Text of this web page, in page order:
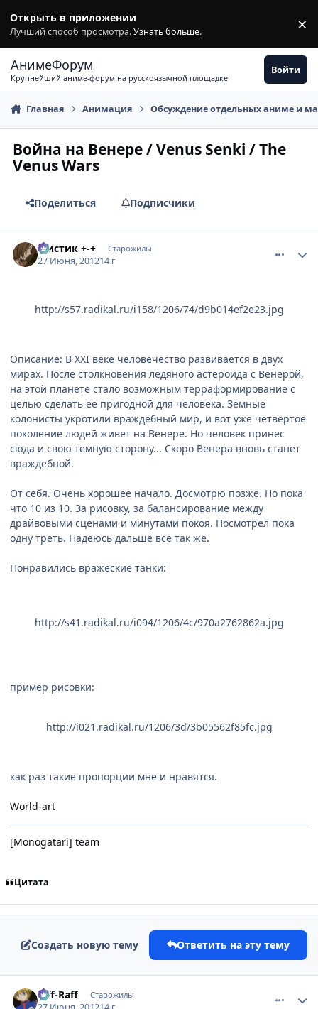
Открыть в приложении
Лучший способ просмотра.Узнать больше. ×
АнимеФорум
Крупнейший аниме-форум на русскоязычной площадке
Войти
Главная Анимация Обсуждение отдельных аниме и
Война на Венере / Venus Senki / The
Venus Wars
Поделиться Подписчики
Мистик +-+ Старожилы
27 Июня, 201214 г
http://s57.radikal.ru/i158/1206/74/d9b014ef2e23.jpg
Описание: В XXI веке человечество развивается в двух
мирах. После столкновения ледяного астероида с Венерой,
на этой планете стало возможным терраформирование с
целью сделать ее пригодной для человека. Земные
колонисты укротили враждебный мир, и вот уже четвертое
поколение людей живет на Венере. Но человек принес
сюда и свою темную сторону... Скоро Венера вновь станет
враждебной.
От себя. Очень хорошее начало. Досмотрю позже. Но пока
что 10 из 10. За рисовку, за балансирование между
драйвовыми сценами и минутами покоя. Посмотрел пока
одну треть. Надеюсь дальше всё так же.
Понравились вражеские танки:
http://s41.radikal.ru/i094/1206/4c/970a2762862a.jpg
пример рисовки:
http://i021.radikal.ru/1206/3d/3b05562f85fc.jpg
как раз такие пропорции мне и нравятся.
World-art
[Monogatari] team
Цитата
Создать новую тему Ответить на эту тему
Riff-Raff Старожилы